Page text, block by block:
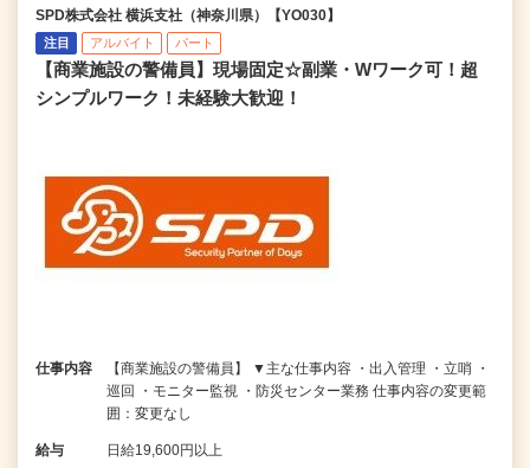
SPD株式会社 横浜支社（神奈川県）【YO030】
注目 アルバイト パート
【商業施設の警備員】現場固定☆副業・Wワーク可！超
シンプルワーク！未経験大歓迎！
仕事内容
【商業施設の警備員】 ▼主な仕事内容 ・出入管理 ・立哨 ・
巡回 ・モニター監視 ・防災センター業務 仕事内容の変更範
囲：変更なし
給与 日給19,600円以上